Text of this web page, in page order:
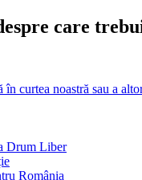
care
în curtea noastră sau a
Drum Liber
România